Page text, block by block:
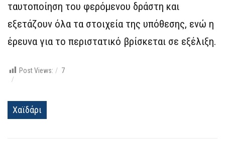
ταυτοποίηση του φερόμενου δράστη και
εξετάζουν όλα τα στοιχεία της υπόθεσης, ενώ η
έρευνα για το περιστατικό βρίσκεται σε εξέλιξη.
Post Views: 7
Χαϊδάρι